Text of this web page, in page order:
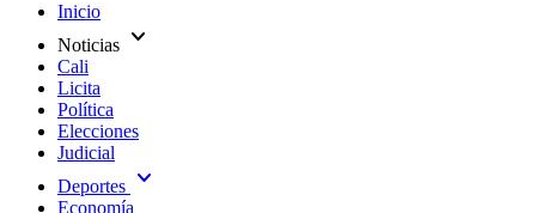
Inicio
Noticias expand_more
Cali
Licita
Política
Elecciones
Judicial
Deportes expand_more
Economía